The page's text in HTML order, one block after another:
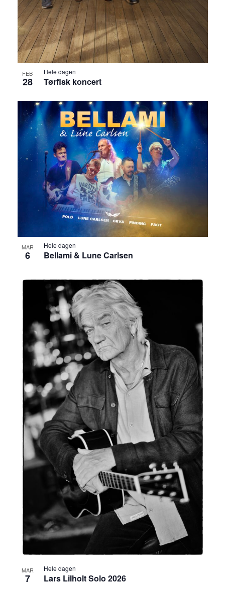
g
e
r
i
e
w
N
a
v
t
o
n
FEB
28
Hele dagen
Tørfisk koncert
MAR
6
Hele dagen
Bellami & Lune Carlsen
MAR
7
Hele dagen
Lars Lilholt Solo 2026